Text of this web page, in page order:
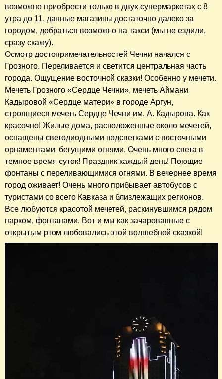
возможно приобрести только в двух супермаркетах с 8
утра до 11, данные магазины достаточно далеко за
городом, добраться возможно на такси (мы не ездили,
сразу скажу).
Осмотр достопримечательностей Чечни начался с
Грозного. Переливается и светится центральная часть
города. Ощущение восточной сказки! Особенно у мечети.
Мечеть Грозного «Сердце Чечни», мечеть Аймани
Кадыровой «Сердце матери» в городе Аргун,
строящиеся мечеть Сердце Чечни им. А. Кадырова. Как
красочно! Жилые дома, расположенные около мечетей,
оснащены светодиодными подсветками с восточными
орнаментами, бегущими огнями. Очень много света в
темное время суток! Праздник каждый день! Поющие
фонтаны с переливающимися огнями. В вечернее время
город оживает! Очень много прибывает автобусов с
туристами со всего Кавказа и близлежащих регионов.
Все любуются красотой мечетей, раскинувшимся рядом
парком, фонтанами. Вот и мы как зачарованные с
открытым ртом любовались этой волшебной сказкой!